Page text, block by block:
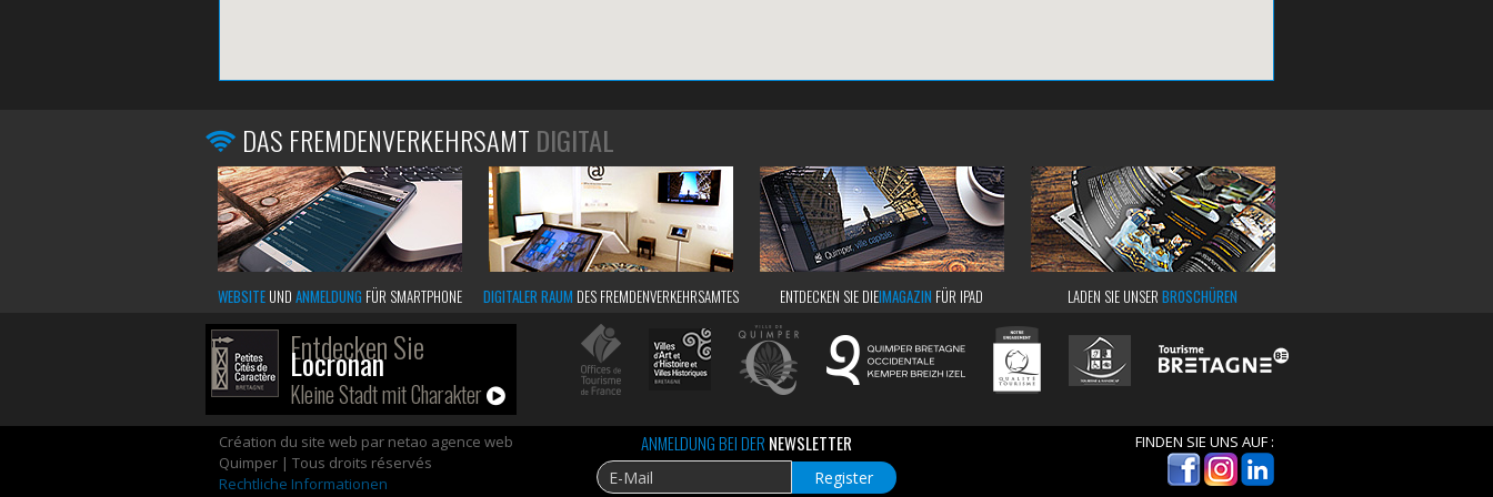
DAS FREMDENVERKEHRSAMT DIGITAL
WEBSITE UNDANMELDUNG FÜR SMARTPHONE DIGITALER RAUM DES FREMDENVERKEHRSAMTES ENTDECKEN SIE DIEIMAGAZIN FÜR IPAD LADEN SIE UNSERBROSCHÜREN
Entdecken Sie
Locronan
Kleine Stadt mit Charakter
Création du site web par netao agence web
Quimper | Tous droits réservés
Rechtliche Informationen
ANMELDUNG BEI DER NEWSLETTER FINDEN SIE UNS AUF :